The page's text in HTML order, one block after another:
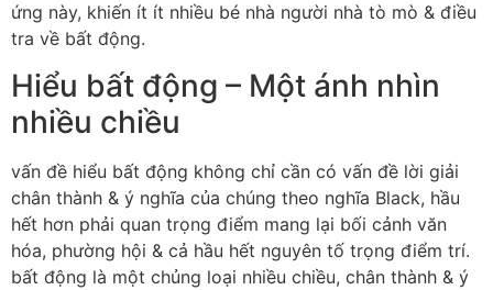
ứng này, khiến ít ít nhiều bé nhà người nhà tò mò & điều
tra về bất động.
Hiểu bất động – Một ánh nhìn
nhiều chiều
vấn đề hiểu bất động không chỉ cần có vấn đề lời giải
chân thành & ý nghĩa của chúng theo nghĩa Black, hầu
hết hơn phải quan trọng điểm mang lại bối cảnh văn
hóa, phường hội & cả hầu hết nguyên tố trọng điểm trí.
bất động là một chủng loại nhiều chiều, chân thành & ý